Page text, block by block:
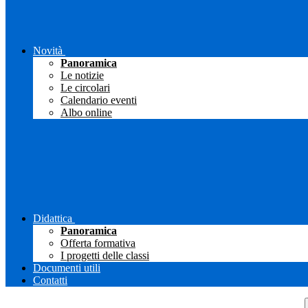
Novità
Panoramica
Le notizie
Le circolari
Calendario eventi
Albo online
Didattica
Panoramica
Offerta formativa
I progetti delle classi
Documenti utili
Contatti